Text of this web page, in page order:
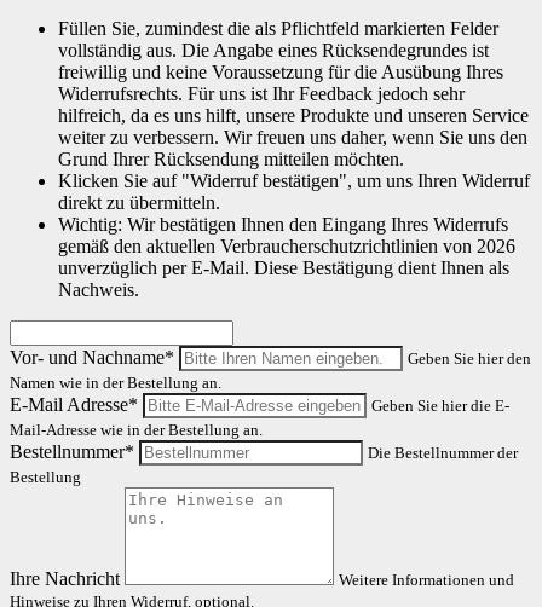
Füllen Sie, zumindest die als Pflichtfeld markierten Felder
vollständig aus. Die Angabe eines Rücksendegrundes ist
freiwillig und keine Voraussetzung für die Ausübung Ihres
Widerrufsrechts. Für uns ist Ihr Feedback jedoch sehr
hilfreich, da es uns hilft, unsere Produkte und unseren Service
weiter zu verbessern. Wir freuen uns daher, wenn Sie uns den
Grund Ihrer Rücksendung mitteilen möchten.
Klicken Sie auf "Widerruf bestätigen", um uns Ihren Widerruf
direkt zu übermitteln.
Wichtig: Wir bestätigen Ihnen den Eingang Ihres Widerrufs
gemäß den aktuellen Verbraucherschutzrichtlinien von 2026
unverzüglich per E-Mail. Diese Bestätigung dient Ihnen als
Nachweis.
Vor- und Nachname*
Geben Sie hier den
Namen wie in der Bestellung an.
E-Mail Adresse*
Geben Sie hier die E-
Mail-Adresse wie in der Bestellung an.
Bestellnummer*
Die Bestellnummer der
Bestellung
Ihre Nachricht
Weitere Informationen und
Hinweise zu Ihren Widerruf, optional.